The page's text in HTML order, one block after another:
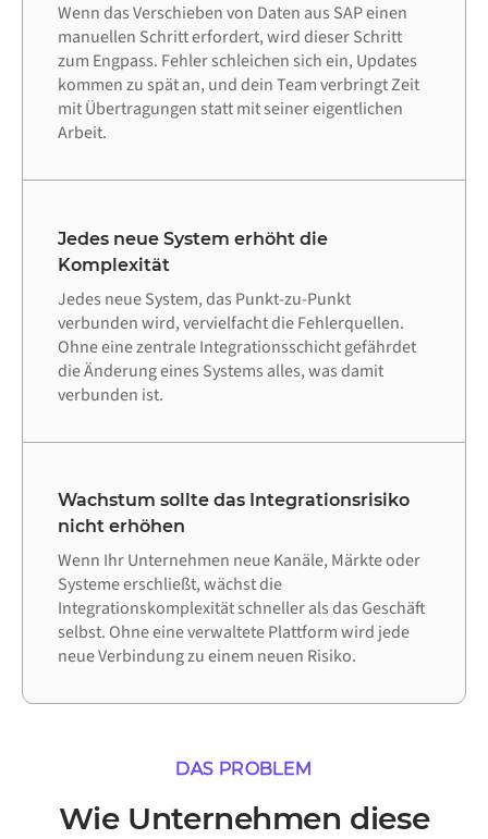
Wenn das Verschieben von Daten aus SAP einen
manuellen Schritt erfordert, wird dieser Schritt
zum Engpass. Fehler schleichen sich ein, Updates
kommen zu spät an, und dein Team verbringt Zeit
mit Übertragungen statt mit seiner eigentlichen
Arbeit.
Jedes neue System erhöht die
Komplexität
Jedes neue System, das Punkt-zu-Punkt
verbunden wird, vervielfacht die Fehlerquellen.
Ohne eine zentrale Integrationsschicht gefährdet
die Änderung eines Systems alles, was damit
verbunden ist.
Wachstum sollte das Integrationsrisiko
nicht erhöhen
Wenn Ihr Unternehmen neue Kanäle, Märkte oder
Systeme erschließt, wächst die
Integrationskomplexität schneller als das Geschäft
selbst. Ohne eine verwaltete Plattform wird jede
neue Verbindung zu einem neuen Risiko.
DAS PROBLEM
Wie Unternehmen diese